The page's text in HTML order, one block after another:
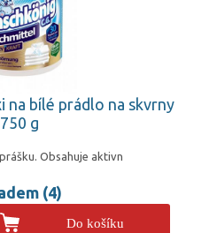
na bílé prádlo na skvrny
750 g
Obsahuje aktivn
(4)
Do košíku